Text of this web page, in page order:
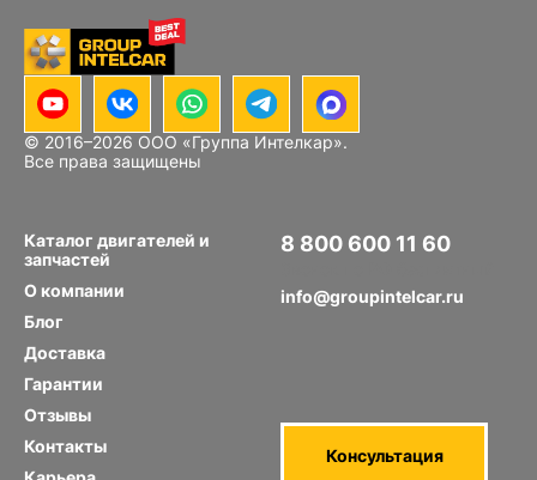
© 2016–2026 ООО «Группа Интелкар».
Все права защищены
Каталог двигателей и
запчастей
О компании
Блог
Доставка
Гарантии
Отзывы
Контакты
8 800 600 11 60
info@groupintelcar.ru
Консультация